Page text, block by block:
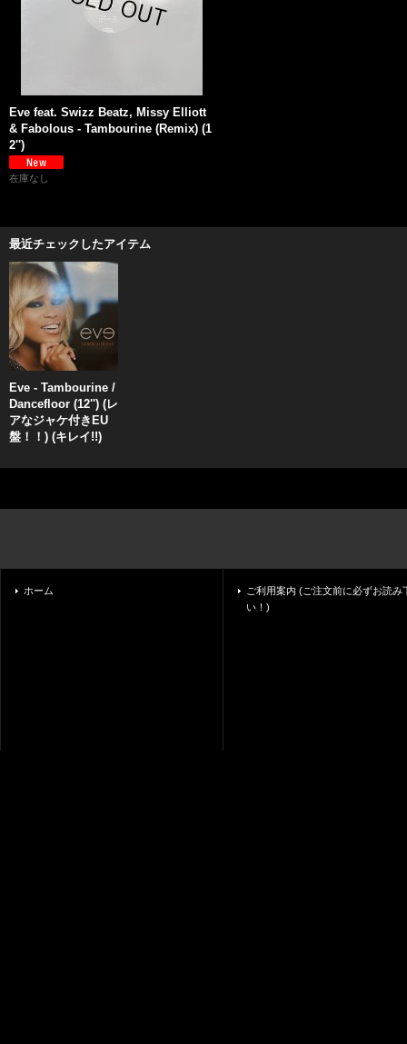
Eve feat. Swizz Beatz, Missy Elliott
& Fabolous - Tambourine (Remix) (1
2'')
在庫なし
最近チェックしたアイテム
Eve - Tambourine /
Dancefloor (12'') (レ
アなジャケ付きEU
盤！！) (キレイ!!)
ホーム
ご利用案内 (ご注文前に必ずお読み
い！)